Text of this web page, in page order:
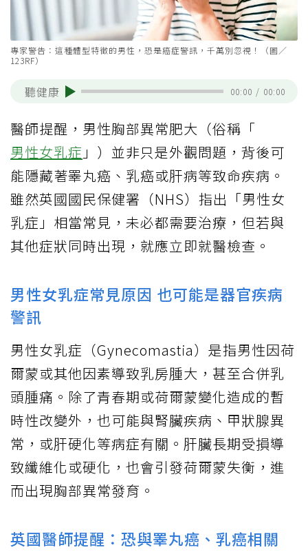
專家警告：這種體型特徵的男性，恐是癌症警訊，千萬別忽視！（圖／
123RF）
聽健康 00:00 / 00:00
醫師提醒，男性胸部異常肥大（俗稱「
男性女乳症 」）並非只是外觀問題，背後可
能隱藏著睪丸癌、乳癌或肝病等致命疾病。
雖然英國國民保健署（NHS）指出「男性女
乳症」相當常見，未必都需要治療，但若與
其他症狀同時出現，就應立即就醫檢查。
男性女乳症常見原因 也可能是器官疾病
警訊
男性女乳症（Gynecomastia）是指男性因荷
爾蒙或其他因素導致乳房腫大，甚至合併乳
頭腫痛。除了青春期或荷爾蒙變化造成的暫
時性改變外，也可能與腎臟疾病、甲狀腺異
常，或肝硬化等病症有關。肝臟長期受損導
致纖維化或硬化，也會引發荷爾蒙失衡，進
而出現胸部異常發育。
英國醫師提醒：恐與睪丸癌、乳癌相關